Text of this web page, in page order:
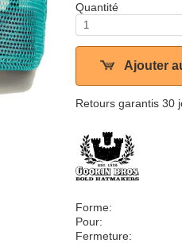
Quantité
Ajouter
Retours garantis 30
Forme:
Pour:
Fermeture: